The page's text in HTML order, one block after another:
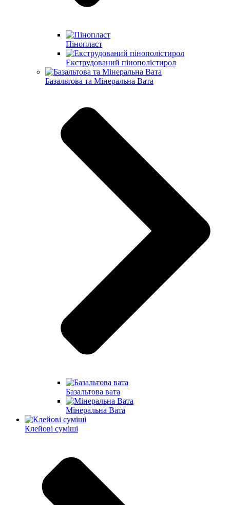
Пінопласт
Екструдований пінополістирол
Базальтова та Мінеральна Вата
Базальтова вата
Мінеральна Вата
Клейові суміші